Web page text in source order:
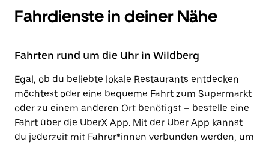
Fahrdienste in deiner Nähe
Fahrten rund um die Uhr in Wildberg
Egal, ob du beliebte lokale Restaurants entdecken
möchtest oder eine bequeme Fahrt zum Supermarkt
oder zu einem anderen Ort benötigst – bestelle eine
Fahrt über die UberX App. Mit der Uber App kannst
du jederzeit mit Fahrer*innen verbunden werden, um